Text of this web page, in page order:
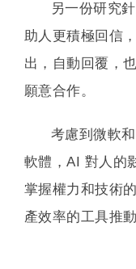
另一份研究
助人更積極回信
出，自動回覆，
願意合作。
考慮到微軟
軟體，AI 對人的
掌握權力和技術
產效率的工具推